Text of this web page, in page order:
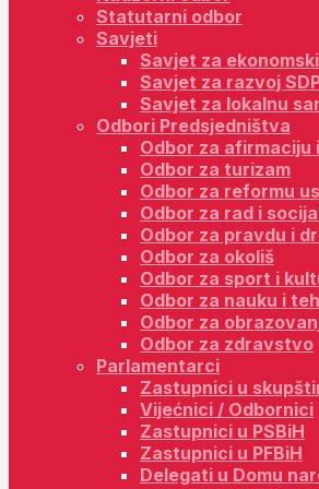
Statutarni odbor
Savjeti
Savjet za
Savjet za razvoj
Savjet za lokalnu
Odbori Predsjedništva
Odbor za
Odbor za turizam
Odbor za reformu
Odbor za rad i
Odbor za pravdu i
Odbor za okoliš
Odbor za sport i
Odbor za nauku i
Odbor za
Odbor za zdravstvo
Parlamentarci
Zastupnici u
Vijećnici / Odbornici
Zastupnici u PSBiH
Zastupnici u PFBiH
Delegati u Domu